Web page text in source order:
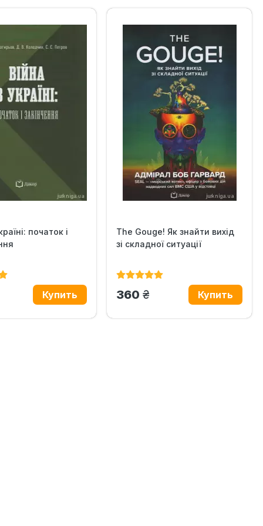
початок і
The Gouge! Як знайти вихід
зі складної ситуації
360 грн.